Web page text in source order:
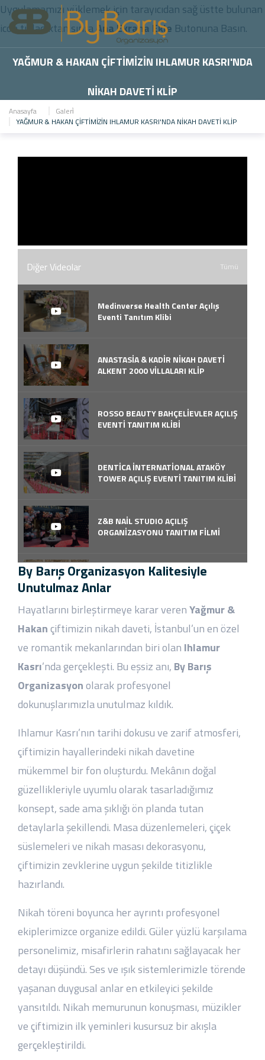
YAĞMUR & HAKAN ÇİFTİMİZİN IHLAMUR KASRI'NDA
NİKAH DAVETİ KLİP
Anasayfa
Galeri̇
YAĞMUR & HAKAN ÇİFTİMİZİN IHLAMUR KASRI'NDA NİKAH DAVETİ KLİP
Diğer Videolar Tümü
Medinverse Health Center Açılış
Eventi Tanıtım Klibi
ANASTASİA & KADİR NİKAH DAVETİ
ALKENT 2000 VİLLALARI KLİP
ROSSO BEAUTY BAHÇELİEVLER AÇILIŞ
EVENTİ TANITIM KLİBİ
DENTİCA İNTERNATİONAL ATAKÖY
TOWER AÇILIŞ EVENTİ TANITIM KLİBİ
Z&B NAİL STUDIO AÇILIŞ
ORGANİZASYONU TANITIM FİLMİ
YAĞMUR & HAKAN ÇİFTİMİZİN
IHLAMUR KASRI'NDA NİKAH DAVETİ
KLİP
İnternational Plus Halkalı Açılış
LİVWELL SAĞLIKLI YAŞAM MERKEZİ
AÇILIŞ EVENTİ KLİP ÇEKİMİ
Zeynep & Fatih Çiftimizin Düğün
Eventi Küçüksu Kasrı Klip
Sümeyye & Mehmet Necip Çiftimizin
Ninova Diş Kliniği
Mazal Jewery Açılış Organizasyonu
Drone Klibi
Düğün Balerin Dans Gösterisi
By Barış Organizasyon Kalitesiyle
Unutulmaz Anlar
Hayatlarını birleştirmeye karar verenYağmur &
Hakançiftimizin nikah daveti, İstanbul’un en özel
ve romantik mekanlarından biri olan Ihlamur
Kasrı’nda gerçekleşti. Bu eşsiz anı, By Barış
Organizasyonolarak profesyonel
dokunuşlarımızla unutulmaz kıldık.
Ihlamur Kasrı’nın tarihi dokusu ve zarif atmosferi,
çiftimizin hayallerindeki nikah davetine
mükemmel bir fon oluşturdu. Mekânın doğal
güzellikleriyle uyumlu olarak tasarladığımız
konsept, sade ama şıklığı ön planda tutan
detaylarla şekillendi. Masa düzenlemeleri, çiçek
süslemeleri ve nikah masası dekorasyonu,
çiftimizin zevklerine uygun şekilde titizlikle
hazırlandı.
Nikah töreni boyunca her ayrıntı profesyonel
ekiplerimizce organize edildi. Güler yüzlü karşılama
personelimiz, misafirlerin rahatını sağlayacak her
detayı düşündü. Ses ve ışık sistemlerimizle törende
yaşanan duygusal anlar en etkileyici şekilde
yansıtıldı. Nikah memurunun konuşması, müzikler
ve çiftimizin ilk yeminleri kusursuz bir akışla
gerçekleştirildi.
Uygulamamızı yüklemek için tarayıcıdan sağ üstte bulunan
icontıkladıktan sınraAna Ekrana Ekle Butonuna Basın.